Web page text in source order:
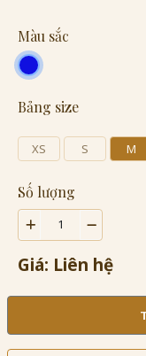
Màu sắc
Bảng size
XS
S M
Số lượng
Giá: Liên hệ